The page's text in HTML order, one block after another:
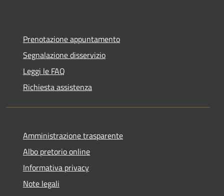
Prenotazione appuntamento
Segnalazione disservizio
Leggi le FAQ
Richiesta assistenza
Amministrazione trasparente
Albo pretorio online
Informativa privacy
Note legali